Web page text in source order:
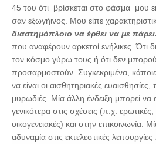
45 του ότι βρίσκεται στο φάσμα μου
σαν εξωγήινος. Μου είπε
διαστημόπλοιο να έρθει να με πάρει.
που αναφέρουν αρκετοί ενήλικες. Ότι
τον κόσμο γύρω τους ή ότι δεν
προσαρμοστούν. Συγκεκριμένα,
να είναι οι αισθητηριακές
μυρωδιές. Μία άλλη ένδειξη μπορεί να
γενικότερα στις σχέσεις (π.χ. ερωτικές,
οικογενειακές) και στην επικοινωνία.
αδυναμία στις εκτελεστικές